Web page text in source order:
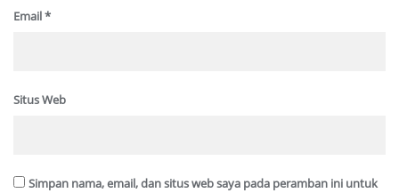
Email*
Situs Web
Simpan nama, email, dan situs web saya pada peramban ini untuk